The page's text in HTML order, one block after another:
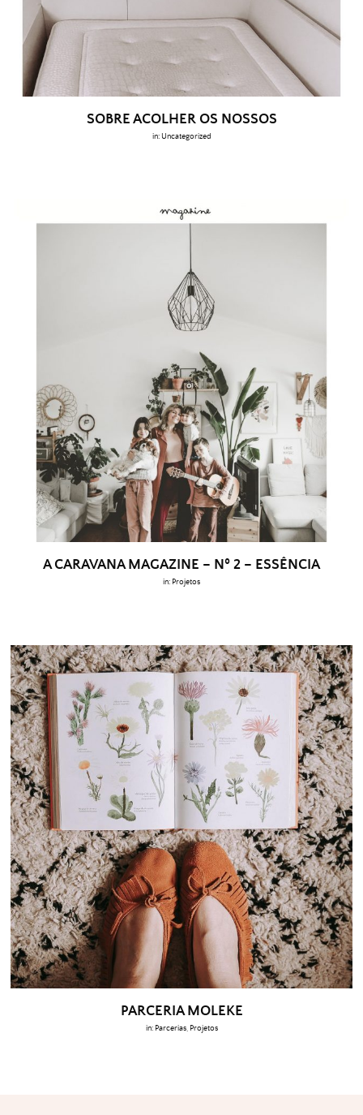
SOBRE ACOLHER OS NOSSOS
in: Uncategorized
A CARAVANA MAGAZINE – Nº 2 – ESSÊNCIA
in: Projetos
PARCERIA MOLEKE
in: Parcerias, Projetos